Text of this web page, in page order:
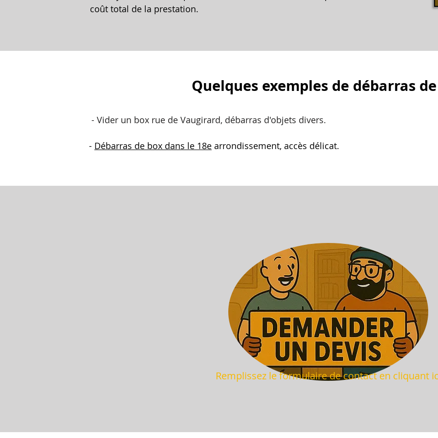
coût total de la prestation.
Quelques exemples de débarras
- Vider un box rue de Vaugirard, débarras d'objets divers.
- Débarras de box dans le 18e arrondissement, accès délicat.
Remplissez le formulaire decontact en cliquant